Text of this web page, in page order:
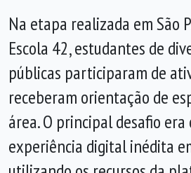
Na etapa realizada em São
Escola 42, estudantes de
públicas participaram de
receberam orientação de
área. O principal desafio era
experiência digital inédita